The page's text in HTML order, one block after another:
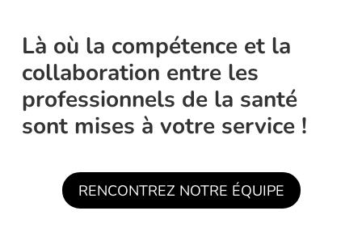
Là où la compétence et la
collaboration entre les
professionnels de la santé
sont mises à votre service !
RENCONTREZ NOTRE ÉQUIPE